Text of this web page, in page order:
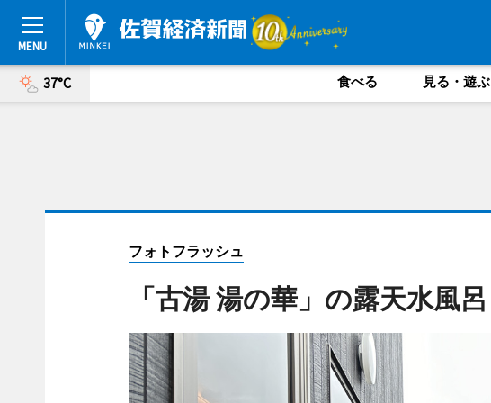
37°C 食べる 見る・遊ぶ
フォトフラッシュ
「古湯 湯の華」の露天水風呂